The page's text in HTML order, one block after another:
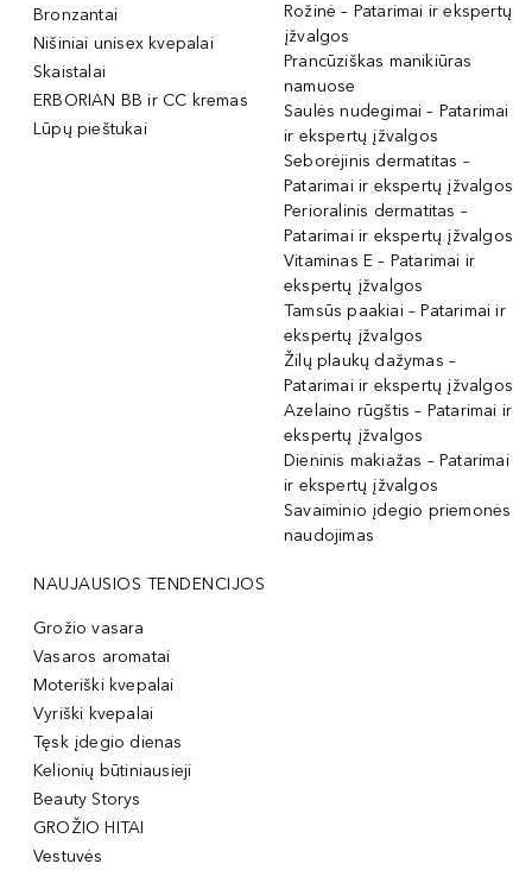
Bronzantai
Nišiniai unisex kvepalai
Skaistalai
ERBORIAN BB ir CC kremas
Lūpų pieštukai
Rožinė – Patarimai ir ekspertų
įžvalgos
Prancūziškas manikiūras
namuose
Saulės nudegimai – Patarimai
ir ekspertų įžvalgos
Seborėjinis dermatitas –
Patarimai ir ekspertų įžvalgos
Perioralinis dermatitas –
Patarimai ir ekspertų įžvalgos
Vitaminas E – Patarimai ir
ekspertų įžvalgos
Tamsūs paakiai – Patarimai ir
ekspertų įžvalgos
Žilų plaukų dažymas –
Patarimai ir ekspertų įžvalgos
Azelaino rūgštis – Patarimai ir
ekspertų įžvalgos
Dieninis makiažas – Patarimai
ir ekspertų įžvalgos
Savaiminio įdegio priemonės
naudojimas
NAUJAUSIOS TENDENCIJOS
Grožio vasara
Vasaros aromatai
Moteriški kvepalai
Vyriški kvepalai
Tęsk įdegio dienas
Kelionių būtiniausieji
Beauty Storys
GROŽIO HITAI
Vestuvės